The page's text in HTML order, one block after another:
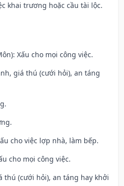
khai trương hoặc cầu tài lộc.
Xấu cho mọi công việc.
giá thú (cưới hỏi), an táng
cho việc lợp nhà, làm bếp.
cho mọi công việc.
thú (cưới hỏi), an táng hay khởi